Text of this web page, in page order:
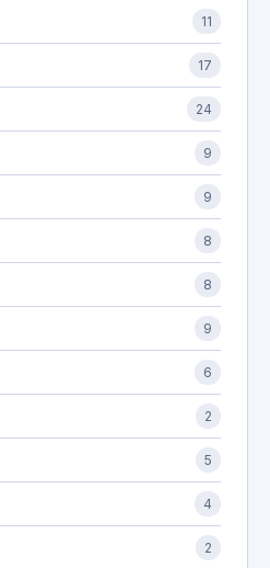
11
17
24
9
9
8
8
9
6
2
5
4
2